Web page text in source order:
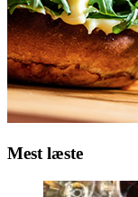
Mest læste